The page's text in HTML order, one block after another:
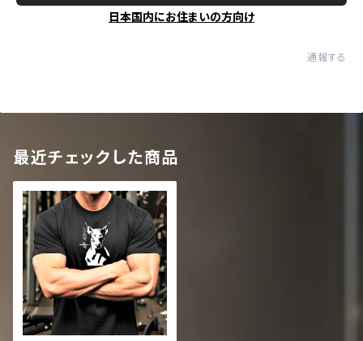
日本国内にお住まいの方向け
通報する
最近チェックした商品